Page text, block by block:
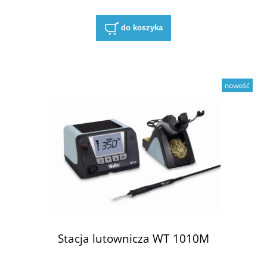
do koszyka
Stacja lutownicza WT 1010M
nowość